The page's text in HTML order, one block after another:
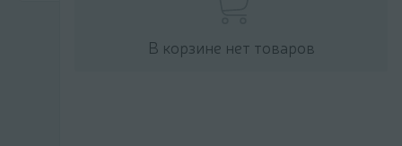
В корзине нет товаров